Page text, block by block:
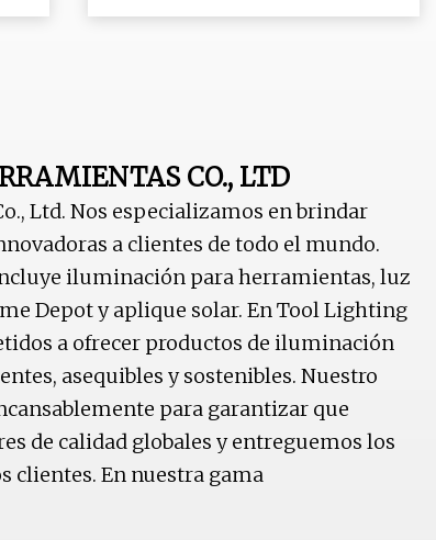
CO., LTD
Ltd. Nos especializamos en brindar
a clientes de todo el mundo.
iluminación para herramientas, luz
Depot y aplique solar. En Tool Lighting
a ofrecer productos de iluminación
asequibles y sostenibles. Nuestro
para garantizar que
de calidad globales y entreguemos los
clientes. En nuestra gama